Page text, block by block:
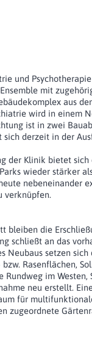
und
mit
aus
wird in einem
ist in zwei
derzeit in der
der Klinik bietet sich
wieder stärker
nebeneinander
verknüpfen.
bleiben die
schließt an das
Neubaus setzen
Rasenflächen,
Rundweg im
neu erstellt.
für
zugeordnete